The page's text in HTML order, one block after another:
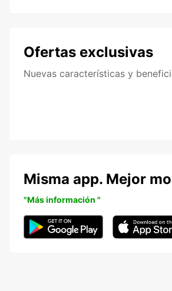
Ofertas exclusivas
Nuevas características y
Misma app. Mejor
"Más información "